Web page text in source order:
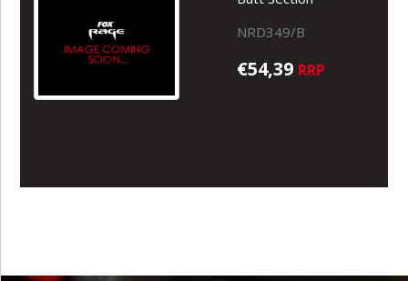
NRD349/B
€54,39 RRP